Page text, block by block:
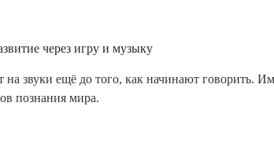
через игру и музыку
на звуки ещё до того, как начинают говорить.
познания мира.